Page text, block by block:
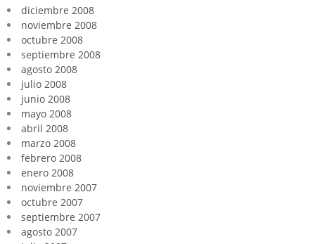
diciembre 2008
noviembre 2008
octubre 2008
septiembre 2008
agosto 2008
julio 2008
junio 2008
mayo 2008
abril 2008
marzo 2008
febrero 2008
enero 2008
noviembre 2007
octubre 2007
septiembre 2007
agosto 2007